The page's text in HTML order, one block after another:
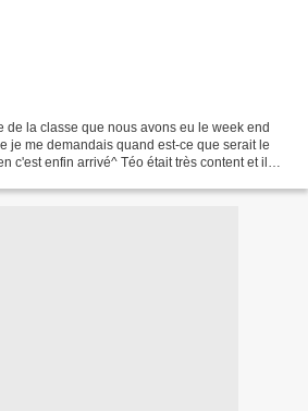
de la classe que nous avons eu le week end
je me demandais quand est-ce que serait le
c'est enfin arrivé^ Téo était très content et il